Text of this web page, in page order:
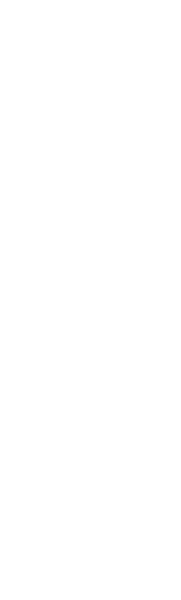
d’écrire dans le
qu’ils seront
de mensonges
dans les
qui Il veut sur un
moi : si le
vous venait
si vous êtes
que vous feriez
de votre appel
n'avez aucune